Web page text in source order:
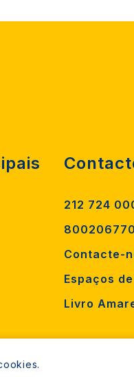
212 724
Contacte-
Espaços
Livro